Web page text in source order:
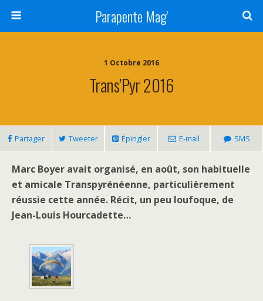
Parapente Mag'
1 Octobre 2016
Trans’Pyr 2016
Partager Tweeter Épingler E-mail SMS
Marc Boyer avait organisé, en août, son habituelle
et amicale Transpyrénéenne, particulièrement
réussie cette année. Récit, un peu loufoque, de
Jean-Louis Hourcadette…